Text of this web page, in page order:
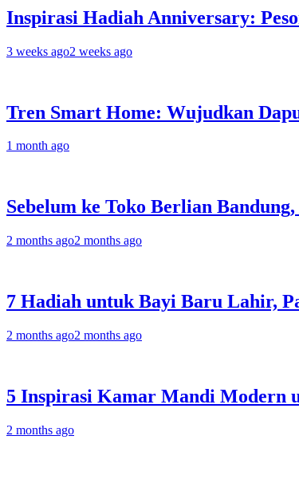
Inspirasi Hadiah Anniversary:
3 weeks ago2 weeks ago
Tren Smart Home: Wujudkan
1 month ago
Sebelum ke Toko Berlian
2 months ago2 months ago
7 Hadiah untuk Bayi Baru Lahir,
2 months ago2 months ago
5 Inspirasi Kamar Mandi Modern
2 months ago